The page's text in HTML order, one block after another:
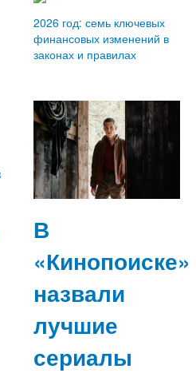
2026 год: семь ключевых
финансовых изменений в
законах и правилах
В
«Кинопоиске»
назвали
лучшие
сериалы